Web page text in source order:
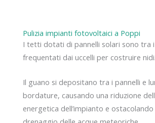
Pulizia impianti fotovoltaici a Poppi
I tetti dotati di pannelli solari sono tra
frequentati dai uccelli per costruire nidi.
Il guano si depositano tra i pannelli e
bordature, causando una riduzione
energetica dell’impianto e